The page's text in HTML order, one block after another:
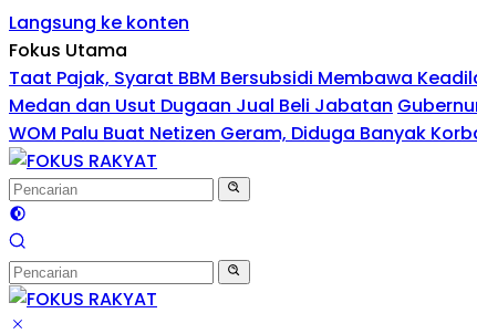
Langsung ke konten
Fokus Utama
Taat Pajak, Syarat BBM Bersubsidi Membawa
Medan dan Usut Dugaan Jual Beli Jabatan
WOM Palu Buat Netizen Geram, Diduga Banyak